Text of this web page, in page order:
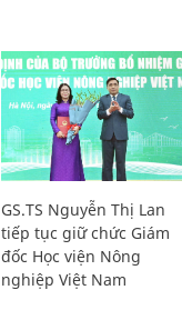
GS.TS Nguyễn Thị Lan
tiếp tục giữ chức Giám
đốc Học viện Nông
nghiệp Việt Nam